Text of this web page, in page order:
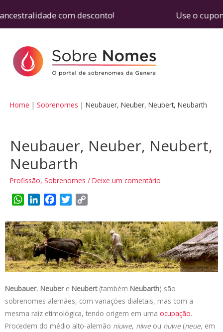
ancestralidade com desconto! Use o cupom
Home Sobrenomes Neubauer, Neuber, Neubert, Neubarth
Neubauer, Neuber, Neubert,
Neubarth
Profissão, Sobrenomes / Deixe um comentário
W
a
t
s
A
p
n
k
e
d
I
n
c
e
b
o
o
i
t
t
e
r
p
y
L
i
n
Neubauer, Neuber e Neubert (também Neubarth) são
sobrenomes alemães, com variações dialetais, mas com a
mesma raiz etimológica, tendo origem em uma ocupação.
Procedem do médio alto-alemão niuwe, niwe ou nuwe (neue, em